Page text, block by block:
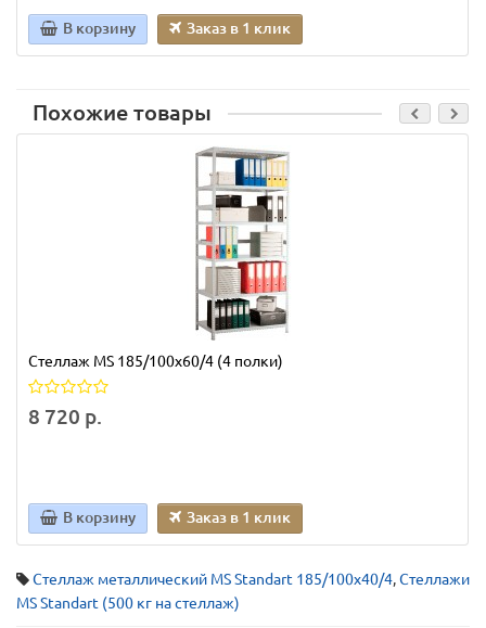
В корзину Заказ в 1 клик
Похожие товары
Стеллаж MS 185/100х60/4 (4 полки)
8 720 р.
В корзину Заказ в 1 клик
Стеллаж металлический MS Standart 185/100x40/4,Стеллажи
MS Standart (500 кг на стеллаж)